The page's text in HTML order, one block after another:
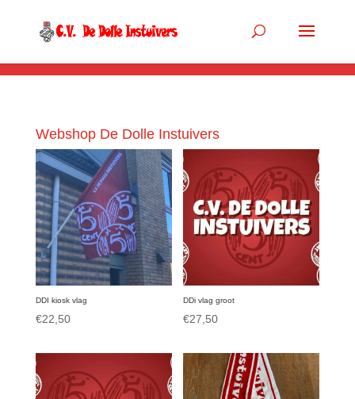
Webshop De Dolle Instuivers
DDI kiosk vlag
€22,50
DDi vlag groot
€27,50